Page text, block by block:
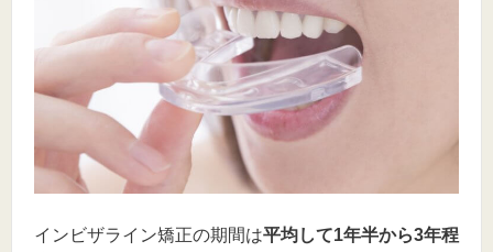
インビザライン矯正の期間は平均して1年半から3年程